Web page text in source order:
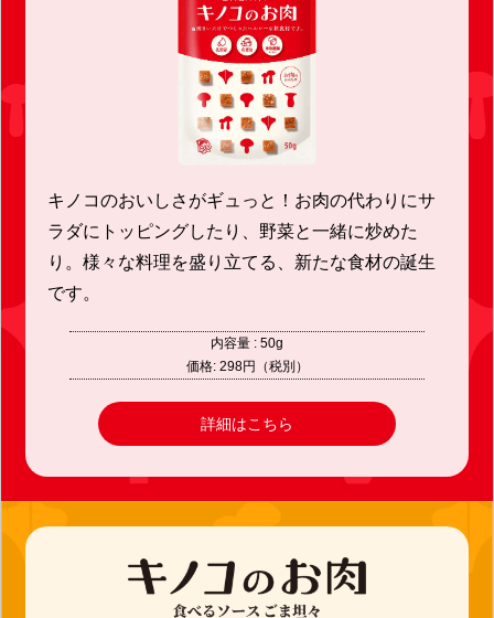
キノコのおいしさがギュっと！お肉の代わりにサ
ラダにトッピングしたり、野菜と一緒に炒めた
り。様々な料理を盛り立てる、新たな食材の誕生
です。
内容量 : 50g
価格: 298円（税別）
詳細はこちら